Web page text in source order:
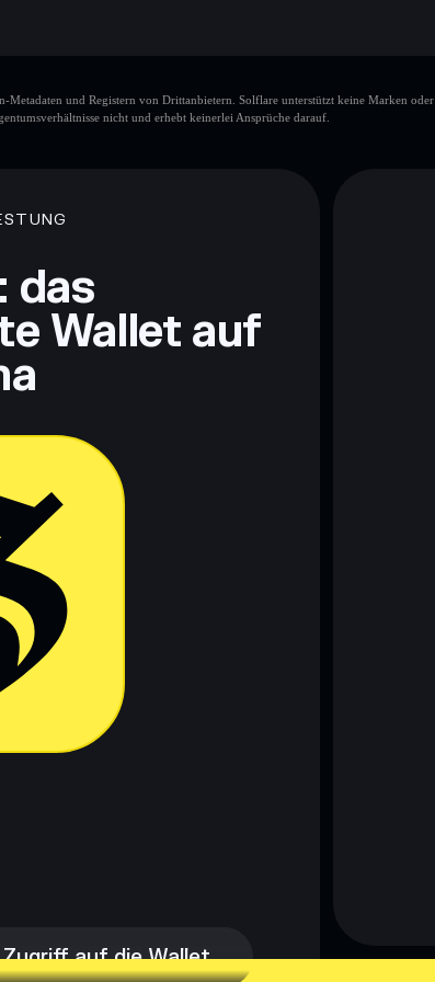
Metadaten und Registern von Drittanbietern. Solflare unterstützt keine Marken oder
nicht und erhebt keinerlei Ansprüche darauf.
das
Wallet auf
Zugriff auf die Wallet